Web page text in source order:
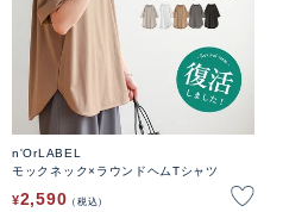
n'OrLABEL
モックネック×ラウンドヘムTシャツ
¥2,590 税込